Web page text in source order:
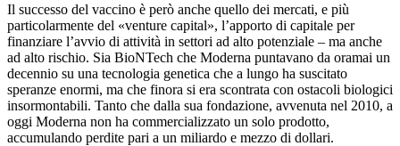
Il successo del vaccino è però anche quello dei mercati, e più
particolarmente del «venture capital», l’apporto di capitale per
finanziare l’avvio di attività in settori ad alto potenziale – ma anche
ad alto rischio. Sia BioNTech che Moderna puntavano da oramai un
decennio su una tecnologia genetica che a lungo ha suscitato
speranze enormi, ma che finora si era scontrata con ostacoli biologici
insormontabili. Tanto che dalla sua fondazione, avvenuta nel 2010, a
oggi Moderna non ha commercializzato un solo prodotto,
accumulando perdite pari a un miliardo e mezzo di dollari.